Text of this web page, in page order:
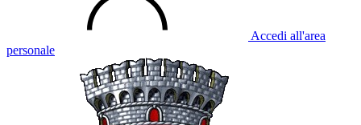
Accedi all'area
personale